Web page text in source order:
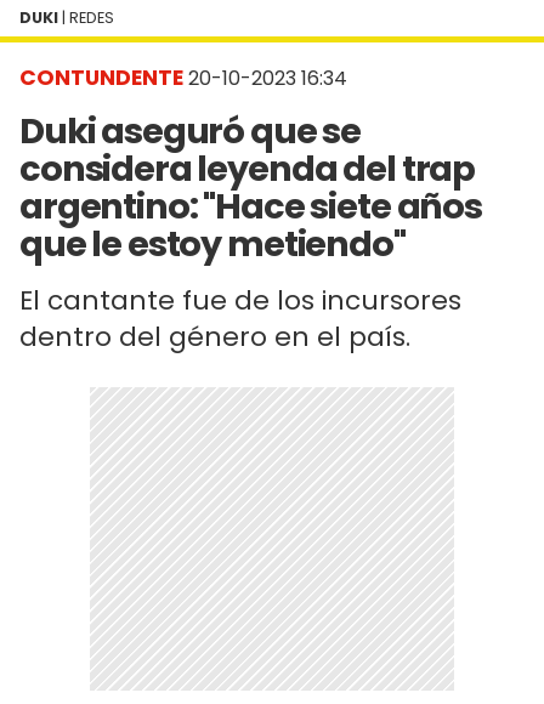
CONTUNDENTE20-10-2023 16:34
Duki aseguró que se
considera leyenda del trap
argentino: "Hace siete años
que le estoy metiendo"
El cantante fue de los incursores
dentro del género en el país.
DUKI | REDES